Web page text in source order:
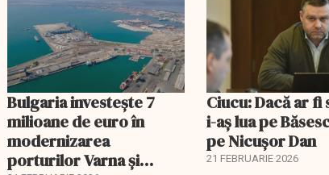
Bulgaria investește 7
milioane de euro în
modernizarea
porturilor Varna și
Ciucu: Dacă ar fi
i-aș lua pe
pe Nicușor Dan
21 FEBRUARIE 2026